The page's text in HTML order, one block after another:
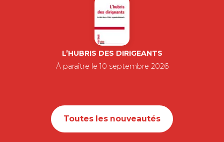
L’HUBRIS DES DIRIGEANTS
À paraître le 10 septembre 2026
Toutes les nouveautés